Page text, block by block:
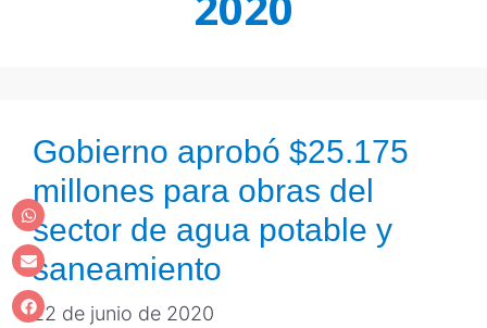
Gobierno aprobó $25.175
millones para obras del
sector de agua potable y
saneamiento
22 de junio de 2020